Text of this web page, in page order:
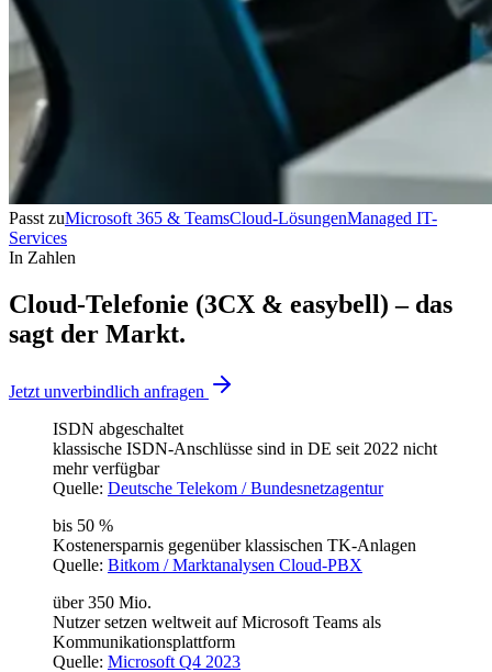
Passt zuMicrosoft 365 & TeamsCloud-LösungenManaged IT-
Services
In Zahlen
Cloud-Telefonie (3CX & easybell) – das
sagt der Markt.
Jetzt unverbindlich anfragen
ISDN abgeschaltet
klassische ISDN-Anschlüsse sind in DE seit 2022 nicht
mehr verfügbar
Quelle: Deutsche Telekom / Bundesnetzagentur
bis 50 %
Kostenersparnis gegenüber klassischen TK-Anlagen
Quelle: Bitkom / Marktanalysen Cloud-PBX
über 350 Mio.
Nutzer setzen weltweit auf Microsoft Teams als
Kommunikationsplattform
Quelle: Microsoft Q4 2023